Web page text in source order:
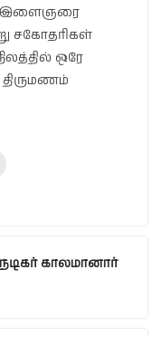
இளைஞரை
சகோதரிகள்
ஒரே
நடிகர் காலமானார்